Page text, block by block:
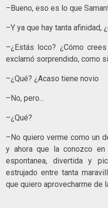
–Bueno, eso es lo que
–Y ya que hay tanta afinidad,
–¿Estás loco? ¿Cómo
exclamó sorprendido, como
–¿Qué? ¿Acaso tiene novio
–No, pero…
–¿Qué?
–No quiero verme como un
y ahora que la conozco en
espontanea, divertida y
estrujado entre tanta
que quiero aprovecharme de